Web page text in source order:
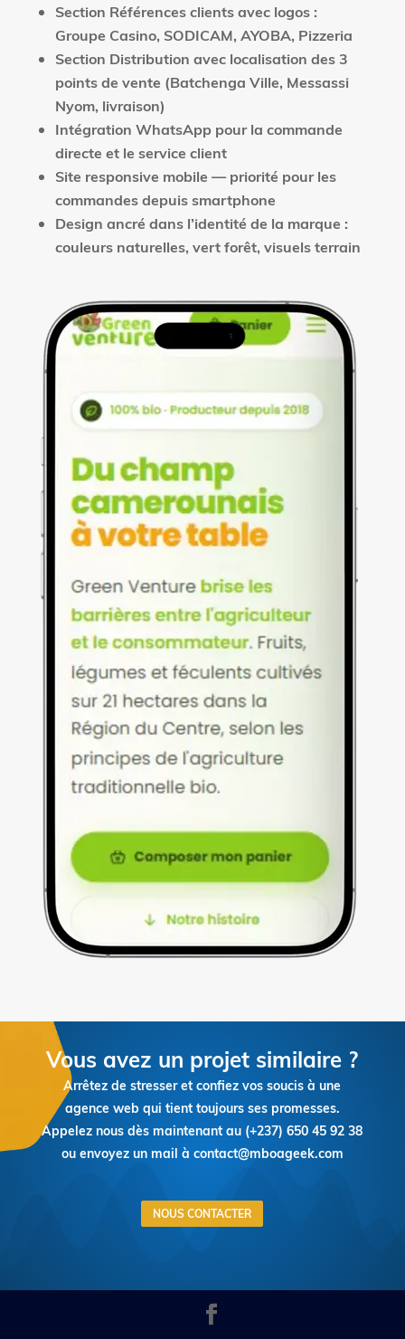
Section Références clients avec logos :
Groupe Casino, SODICAM, AYOBA, Pizzeria
Section Distribution avec localisation des 3
points de vente (Batchenga Ville, Messassi
Nyom, livraison)
Intégration WhatsApp pour la commande
directe et le service client
Site responsive mobile — priorité pour les
commandes depuis smartphone
Design ancré dans l’identité de la marque :
couleurs naturelles, vert forêt, visuels terrain
Vous avez un projet similaire ?
Arrêtez de stresser et confiez vos soucis à une
agence web qui tient toujours ses promesses.
Appelez nous dès maintenant au (+237)650 45 92 38
ou envoyez un mail à contact@mboageek.com
NOUS CONTACTER